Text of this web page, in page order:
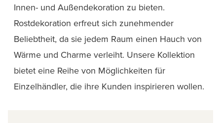
Innen- und Außendekoration zu bieten.
Rostdekoration erfreut sich zunehmender
Beliebtheit, da sie jedem Raum einen Hauch von
Wärme und Charme verleiht. Unsere Kollektion
bietet eine Reihe von Möglichkeiten für
Einzelhändler, die ihre Kunden inspirieren wollen.